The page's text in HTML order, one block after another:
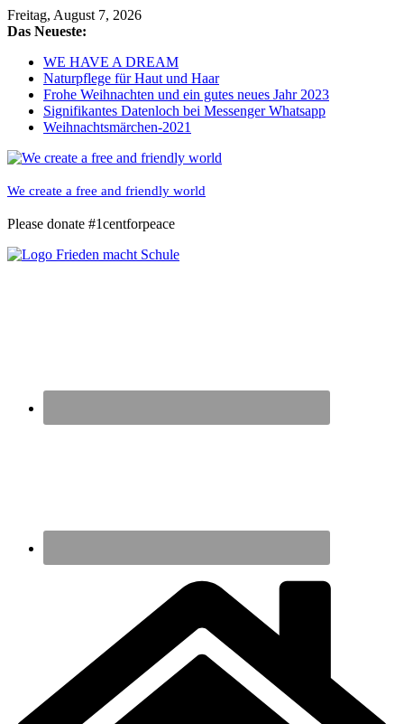
Skip
to
Freitag, August 7, 2026
Das Neueste:
WE HAVE A DREAM
Naturpflege für Haut und Haar
Frohe Weihnachten und ein gutes neues Jahr 2023
Signifikantes Datenloch bei Messenger Whatsapp
Weihnachtsmärchen-2021
We create a free and friendly world
Please donate #1centforpeace